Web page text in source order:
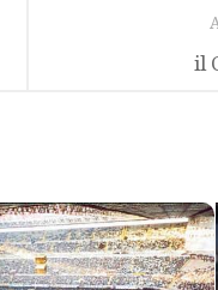
il